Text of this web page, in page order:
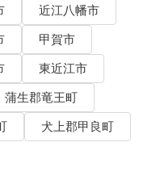
近江八幡市
甲賀市
東近江市
蒲生郡竜王町
犬上郡甲良町